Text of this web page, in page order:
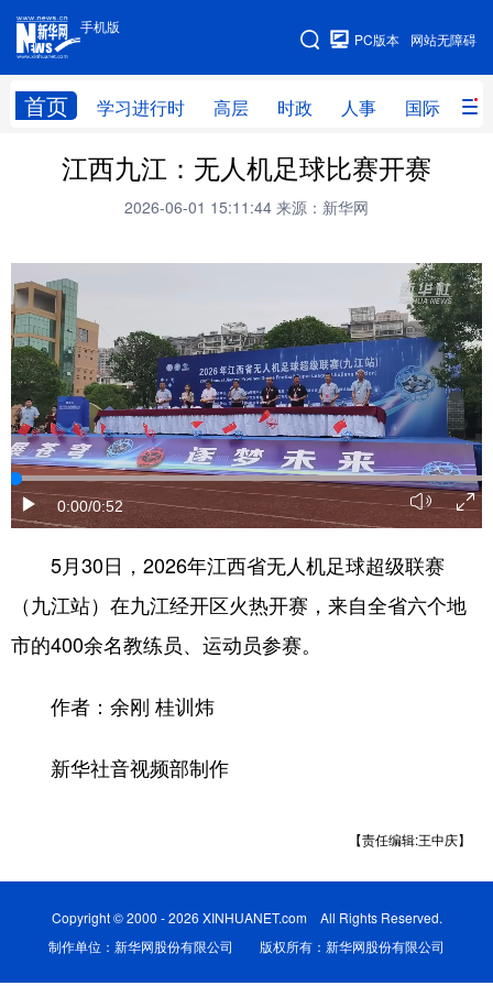
手机版
网站无障碍
PC版本
首页 学习进行时 高层 时政 人事 国际 财
手机版
网站地图
学习进行时 高层 时政 人事
财经 网评
台湾 思客智库 全球连线 教育
科技 体育
文化 书画 健康 军事
访谈 视频 图片 政务
法律 中央文件 金融 汽车
食品 人居 信息化 数字经济
学术中国 乡村振兴 银龄 溯源中国
城市 旅游 能源 会展
文化产业
山西
浙江 安徽 福建 江西
江西九江：无人机足球比赛开赛
2026-06-01 15:11:44 来源：新华网
0:00/0:52
5月30日，2026年江西省无人机足球超级联赛
（九江站）在九江经开区火热开赛，来自全省六个地
市的400余名教练员、运动员参赛。
作者：余刚 桂训炜
新华社音视频部制作
【责任编辑:王中庆】
Copyright © 2000 - 2026 XINHUANET.com All Rights Reserved.
制作单位：新华网股份有限公司 版权所有：新华网股份有限公司